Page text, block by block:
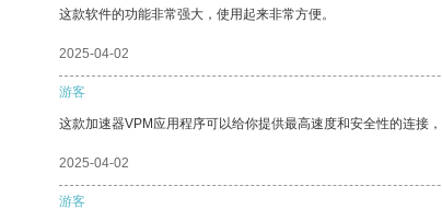
这款软件的功能非常强大，使用起来非常方便。
2025-04-02
游客
这款加速器VPM应用程序可以给你提供最高速度和安全性的连接
2025-04-02
游客